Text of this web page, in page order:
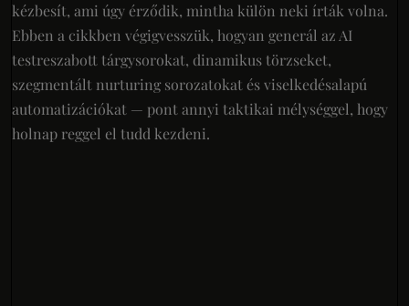
kézbesít, ami úgy érződik, mintha külön neki írták volna.
Ebben a cikkben végigvesszük, hogyan generál az AI
testreszabott tárgysorokat, dinamikus törzseket,
szegmentált nurturing sorozatokat és viselkedésalapú
automatizációkat — pont annyi taktikai mélységgel, hogy
holnap reggel el tudd kezdeni.